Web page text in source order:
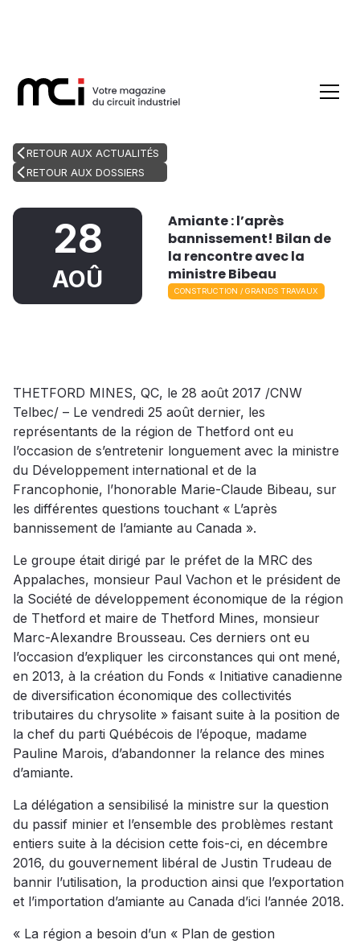
RETOUR AUX ACTUALITÉS
RETOUR AUX DOSSIERS
28
AOÛ
Amiante : l’après
bannissement! Bilan de
la rencontre avec la
ministre Bibeau
CONSTRUCTION / GRANDS TRAVAUX
THETFORD MINES, QC, le 28 août 2017 /CNW
Telbec/ – Le vendredi 25 août dernier, les
représentants de la région de Thetford ont eu
l’occasion de s’entretenir longuement avec la ministre
du Développement international et de la
Francophonie, l’honorable Marie-Claude Bibeau, sur
les différentes questions touchant « L’après
bannissement de l’amiante au Canada ».
Le groupe était dirigé par le préfet de la MRC des
Appalaches, monsieur Paul Vachon et le président de
la Société de développement économique de la région
de Thetford et maire de Thetford Mines, monsieur
Marc-Alexandre Brousseau. Ces derniers ont eu
l’occasion d’expliquer les circonstances qui ont mené,
en 2013, à la création du Fonds « Initiative canadienne
de diversification économique des collectivités
tributaires du chrysolite » faisant suite à la position de
la chef du parti Québécois de l’époque, madame
Pauline Marois, d’abandonner la relance des mines
d’amiante.
La délégation a sensibilisé la ministre sur la question
du passif minier et l’ensemble des problèmes restant
entiers suite à la décision cette fois-ci, en décembre
2016, du gouvernement libéral de Justin Trudeau de
bannir l’utilisation, la production ainsi que l’exportation
et l’importation d’amiante au Canada d’ici l’année 2018.
« La région a besoin d’un « Plan de gestion